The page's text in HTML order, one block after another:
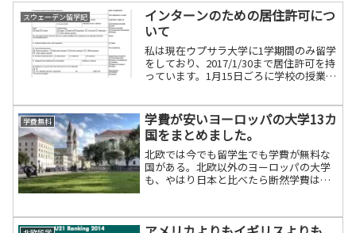
スウェーデン留学記
インターンのための居住許可につ
いて
私は現在ウプサラ大学に1学期間のみ留学
をしており、2017/1/30まで居住許可を持
っています。1月15日ごろに学校の授業が
ンティアを受け入れて頂ける博物館も見
つけま...
学費無料
学費が安いヨーロッパの大学13カ
国をまとめました。
北欧では今でも留学生でも学費が無料な
国がある。北欧以外のヨーロッパの大学
も、やはり日本と比べたら断然学費は安
リカに次いで高いとあります。世間の関